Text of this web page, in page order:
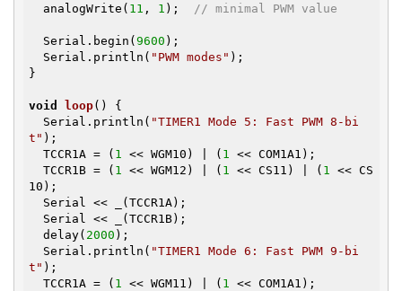
  analogWrite(
11 , 1 ); // minimal PWM value
  Serial.begin(
9600 );
  Serial.println(
"PWM modes" );
}
void loop()
{
  Serial.println(
"TIMER1 Mode 5: Fast PWM 8-bi
t" );
  TCCR1A = (
1 << WGM10) | ( 1
<< COM1A1);
  TCCR1B = (
1 << WGM12) | ( 1 << CS11) | ( 1
<< CS
10);
  delay(
2000 );
  Serial.println(
"TIMER1 Mode 6: Fast PWM 9-bi
t" );
  TCCR1A = (
1 << WGM11) | ( 1 << COM1A1);